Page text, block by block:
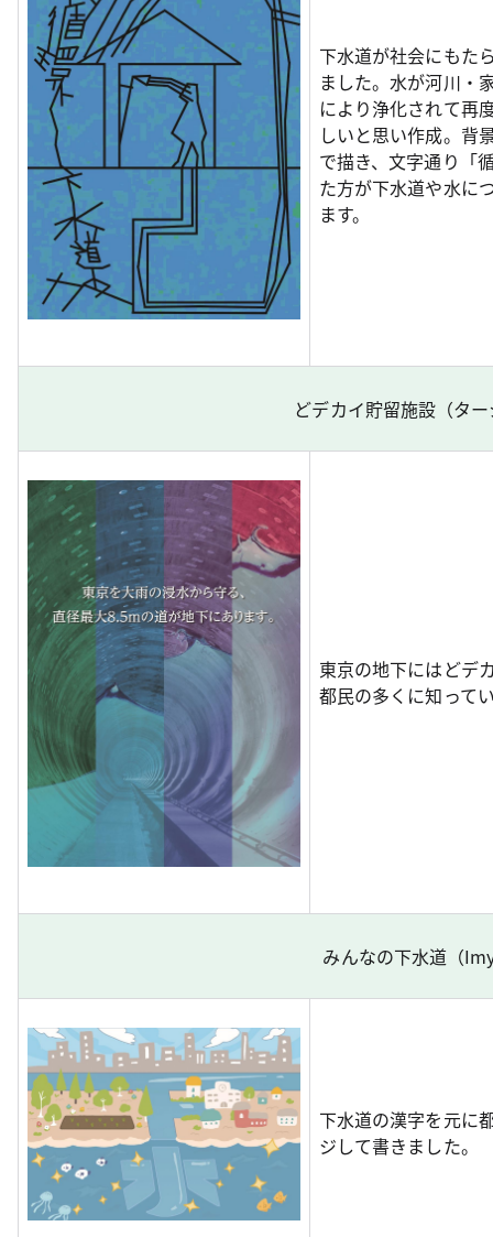
下水道が社会にもた
ました。水が河川・
により浄化されて再
しいと思い作成。背
で描き、文字通り「
た方が下水道や水に
ます。
どデカイ貯留施設（タ
東京の地下にはどデ
都民の多くに知って
みんなの下水道（
下水道の漢字を元に
ジして書きました。